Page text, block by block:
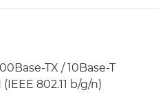
TX / 10Base-T
802.11 b/g/n)